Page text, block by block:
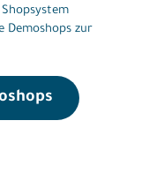
Demoshops zur